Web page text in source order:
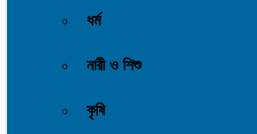
ধর্ম
নারী ও শিশু
কৃষি